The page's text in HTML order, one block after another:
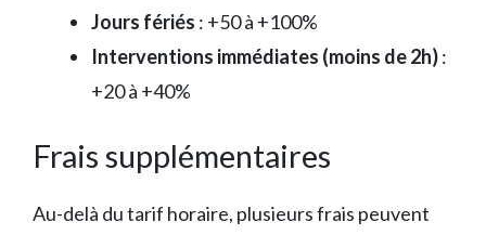
Jours fériés : +50 à +100%
Interventions immédiates (moins de 2h):
+20 à +40%
Frais supplémentaires
Au-delà du tarif horaire, plusieurs frais peuvent